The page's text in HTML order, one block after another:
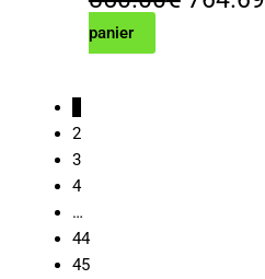
panier
2
3
4
…
44
45